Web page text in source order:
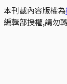
本刊載內容版權為
編輯部授權,請勿